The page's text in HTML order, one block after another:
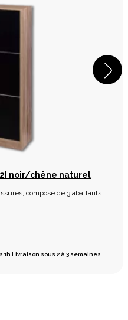
noir/chêne naturel
composé de 3 abattants.
Livraison sous 2 à 3 semaines